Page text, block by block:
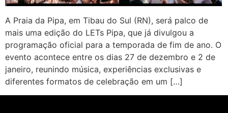
A Praia da Pipa, em Tibau do Sul (RN), será palco de
mais uma edição do LETs Pipa, que já divulgou a
programação oficial para a temporada de fim de ano. O
evento acontece entre os dias 27 de dezembro e 2 de
janeiro, reunindo música, experiências exclusivas e
diferentes formatos de celebração em um […]